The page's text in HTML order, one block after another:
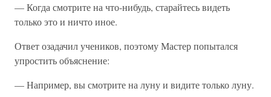
— Когда смотрите на что-нибудь, старайтесь видеть
только это и ничто иное.
Ответ озадачил учеников, поэтому Мастер попытался
упростить объяснение:
— Например, вы смотрите на луну и видите только луну.